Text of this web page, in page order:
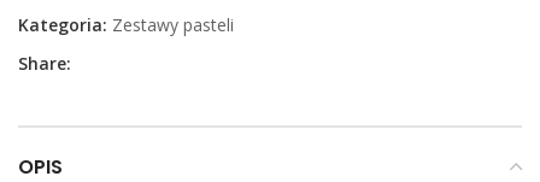
Kategoria: Zestawy pasteli
Share:
OPIS